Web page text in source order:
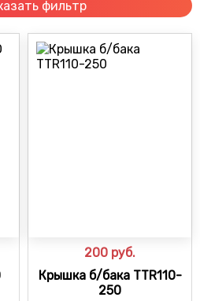
фильтр
200 руб.
Крышка б/бака TTR110-
250